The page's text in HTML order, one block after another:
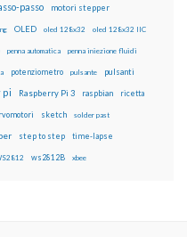
passo motori stepper
OLED oled 128x32 oled 128x32 IIC
penna automatica penna iniezione fluidi
potenziometro pulsante pulsanti
pi Raspberry Pi 3 raspbian ricetta
sketch solder past
step to step time-lapse
ws2812B xbee